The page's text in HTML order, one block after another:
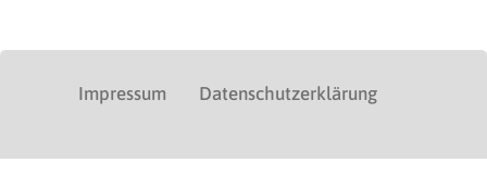
Impressum Datenschutzerklärung